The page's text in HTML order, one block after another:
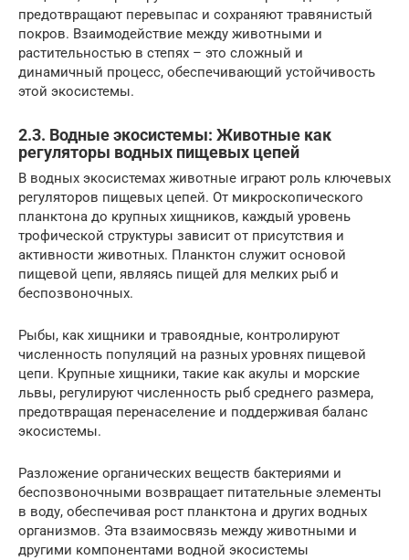
предотвращают перевыпас и сохраняют травянистый
покров. Взаимодействие между животными и
растительностью в степях – это сложный и
динамичный процесс, обеспечивающий устойчивость
этой экосистемы.
2.3. Водные экосистемы: Животные как
регуляторы водных пищевых цепей
В водных экосистемах животные играют роль ключевых
регуляторов пищевых цепей. От микроскопического
планктона до крупных хищников, каждый уровень
трофической структуры зависит от присутствия и
активности животных. Планктон служит основой
пищевой цепи, являясь пищей для мелких рыб и
беспозвоночных.
Рыбы, как хищники и травоядные, контролируют
численность популяций на разных уровнях пищевой
цепи. Крупные хищники, такие как акулы и морские
львы, регулируют численность рыб среднего размера,
предотвращая перенаселение и поддерживая баланс
экосистемы.
Разложение органических веществ бактериями и
беспозвоночными возвращает питательные элементы
в воду, обеспечивая рост планктона и других водных
организмов. Эта взаимосвязь между животными и
другими компонентами водной экосистемы